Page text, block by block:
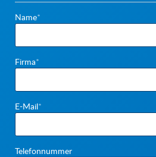
Pflichtfeld
Name*
Pflichtfeld
Firma*
Pflichtfeld
E-Mail*
Telefonnummer